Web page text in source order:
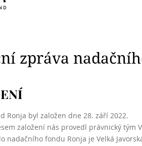
zpráva
Ronja byl založen dne 28. září 2022.
založení nás provedl právnický tým
nadačního fondu Ronja je Velká